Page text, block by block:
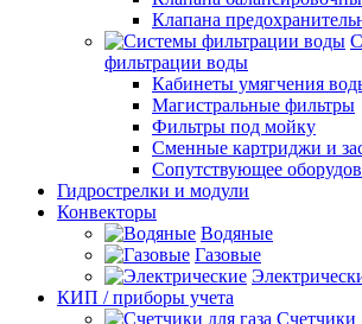
Клапана
фильтрации воды
Кабинеты умягчения
Магистральные фильтры
Фильтры под мойку
Сменные картриджи и
Сопутствующее
Гидрострелки и модули
Конвекторы
Водяные
Газовые
КИП / приборы учета
Счетчики